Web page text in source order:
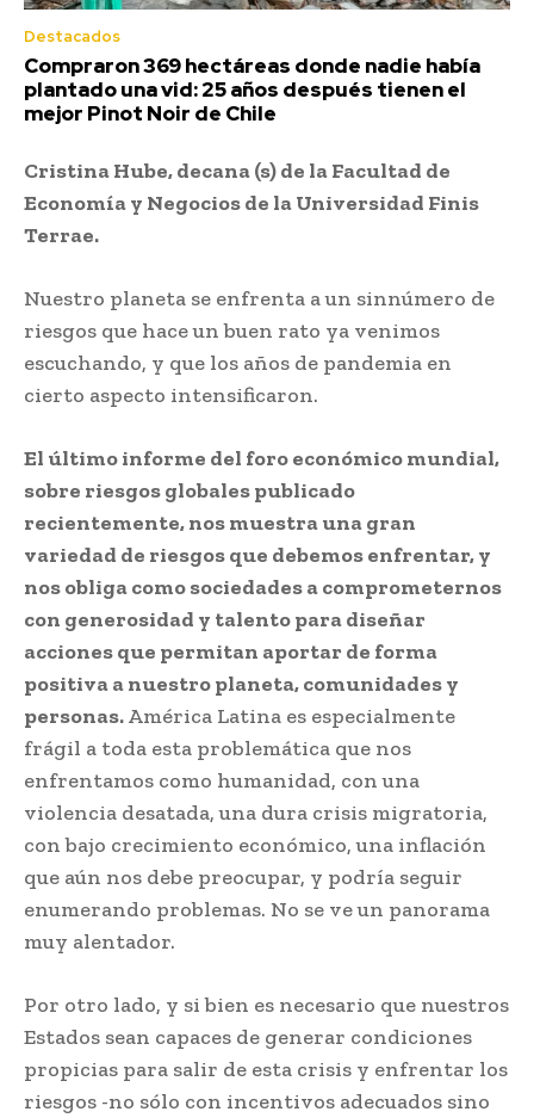
Destacados
Compraron 369 hectáreas donde nadie había
plantado una vid: 25 años después tienen el
mejor Pinot Noir de Chile
Cristina Hube, decana (s) de la Facultad de
Economía y Negocios de la Universidad Finis
Terrae.
Nuestro planeta se enfrenta a un sinnúmero de
riesgos que hace un buen rato ya venimos
escuchando, y que los años de pandemia en
cierto aspecto intensificaron.
El último informe del foro económico mundial,
sobre riesgos globales publicado
recientemente, nos muestra una gran
variedad de riesgos que debemos enfrentar, y
nos obliga como sociedades a comprometernos
con generosidad y talento para diseñar
acciones que permitan aportar de forma
positiva a nuestro planeta, comunidades y
personas.América Latina es especialmente
frágil a toda esta problemática que nos
enfrentamos como humanidad, con una
violencia desatada, una dura crisis migratoria,
con bajo crecimiento económico, una inflación
que aún nos debe preocupar, y podría seguir
enumerando problemas. No se ve un panorama
muy alentador.
Por otro lado, y si bien es necesario que nuestros
Estados sean capaces de generar condiciones
propicias para salir de esta crisis y enfrentar los
riesgos -no sólo con incentivos adecuados sino